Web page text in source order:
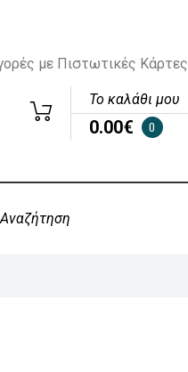
με Πιστωτικές Κάρτες
Το καλάθι μου
0.00€ 0